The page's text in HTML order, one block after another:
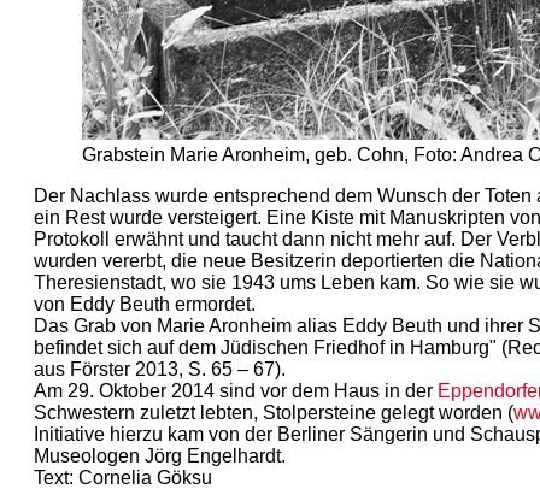
Grabstein Marie Aronheim, geb. Cohn, Foto: Andrea
Der Nachlass wurde entsprechend dem Wunsch der
ein Rest wurde versteigert. Eine Kiste mit Manuskripten
Protokoll erwähnt und taucht dann nicht mehr auf. Der
wurden vererbt, die neue Besitzerin deportierten die
Theresienstadt, wo sie 1943 ums Leben kam. So wie sie
von Eddy Beuth ermordet.
Das Grab von Marie Aronheim alias Eddy Beuth und ihrer
befindet sich auf dem Jüdischen Friedhof in Hamburg"
aus Förster 2013, S. 65 – 67).
Am 29. Oktober 2014 sind vor dem Haus in der
Schwestern zuletzt lebten, Stolpersteine gelegt worden (
Initiative hierzu kam von der Berliner Sängerin und
Museologen Jörg Engelhardt.
Text: Cornelia Göksu